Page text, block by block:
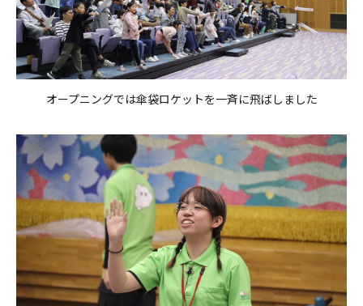
オープニングでは傘袋ロケットを一斉に飛ばしました